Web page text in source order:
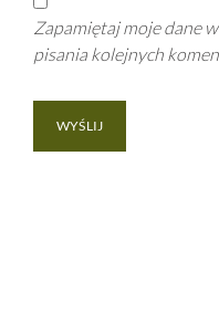
Zapamiętaj moje dane
pisania kolejnych